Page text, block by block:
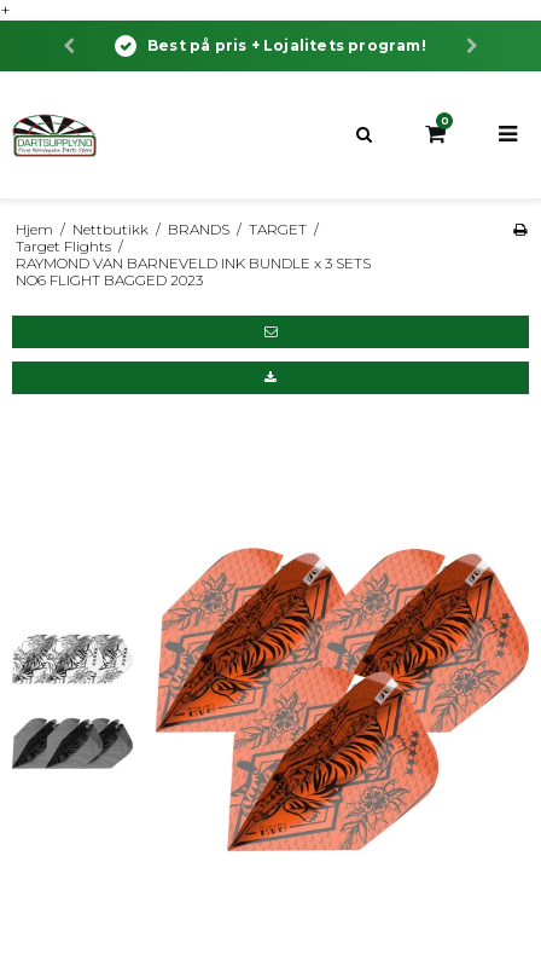
+
Best på pris + Lojalitets program!
0
Hjem / Nettbutikk / BRANDS / TARGET /
Target Flights /
RAYMOND VAN BARNEVELD INK BUNDLE x 3 SETS
NO6 FLIGHT BAGGED 2023